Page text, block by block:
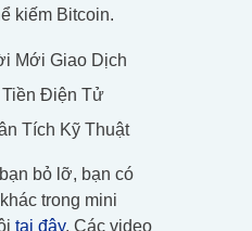
kiếm Bitcoin.
Mới Giao Dịch
Tiền Điện Tử
Tích Kỹ Thuật
bỏ lỡ, bạn có
trong mini
tại đây. Các video